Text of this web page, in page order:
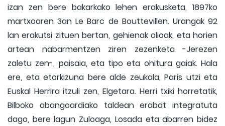
izan zen bere bakarkako lehen erakusketa, 1897ko
martxoaren 3an Le Barc de Bouttevillen. Urangak 92
lan erakutsi zituen bertan, gehienak olioak, eta horien
artean nabarmentzen ziren zezenketa -Jerezen
zaletu zen-, paisaia, eta tipo eta ohitura gaiak. Hala
ere, eta etorkizuna bere alde zeukala, Paris utzi eta
Euskal Herrira itzuli zen, Elgetara. Herri txiki horretatik,
Bilboko abangoardiako taldean erabat integratuta
dago, bere lagun Zuloaga, Losada eta abarren bidez